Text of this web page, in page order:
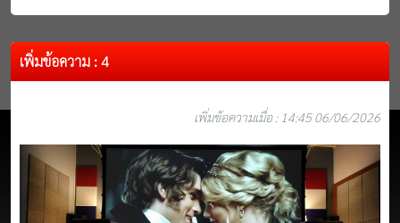
เพิ่มข้อความ : 4
เพิ่มข้อความเมื่อ : 14:45 06/06/2026